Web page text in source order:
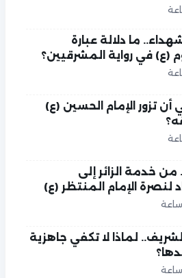
ما دلالة عبارة
(ع) في رواية المشرقيين؟
أن تزور الإمام الحسين (ع)
من خدمة الزائر إلى
لنصرة الإمام المنتظر (ع)
لماذا لا تكفي جاهزية